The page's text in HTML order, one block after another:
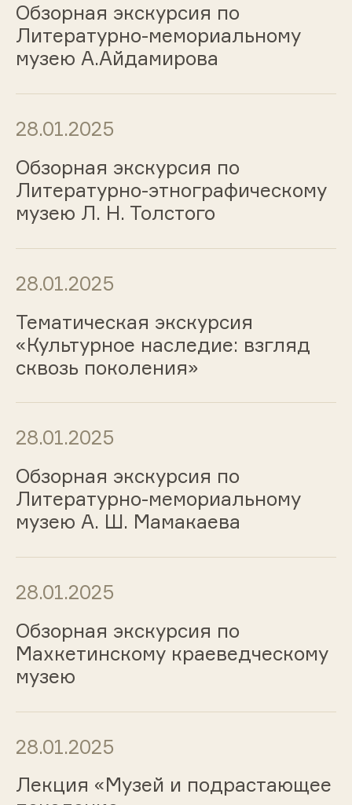
Обзорная экскурсия по
Литературно-мемориальному
музею А.Айдамирова
28.01.2025
Обзорная экскурсия по
Литературно-этнографическому
музею Л. Н. Толстого
28.01.2025
Тематическая экскурсия
«Культурное наследие: взгляд
сквозь поколения»
28.01.2025
Обзорная экскурсия по
Литературно-мемориальному
музею А. Ш. Мамакаева
28.01.2025
Обзорная экскурсия по
Махкетинскому краеведческому
музею
28.01.2025
Лекция «Музей и подрастающее